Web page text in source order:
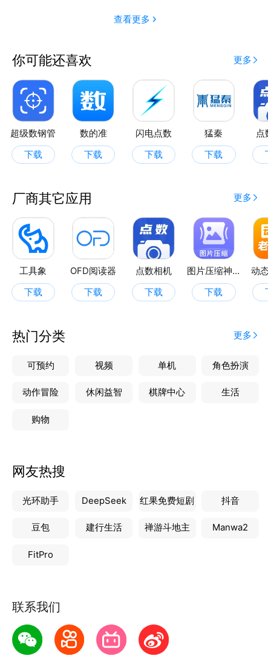
查看更多
你可能还喜欢 更多
超级数钢管
下载
数的准
下载
闪电点数
下载
猛秦
下载
点
厂商其它应用 更多
工具象
下载
OFD阅读器
下载
点数相机
下载
图片压缩神器
下载
动
热门分类 更多
可预约 视频 单机 角色扮演
动作冒险 休闲益智 棋牌中心 生活
购物
网友热搜
光环助手 DeepSeek 红果免费短剧 抖音
豆包 建行生活 禅游斗地主 Manwa2
FitPro
联系我们